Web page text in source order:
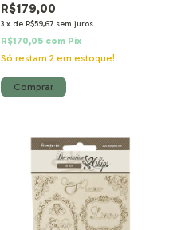
R$179,00
3 x de R$59,67 sem juros
R$170,05 com Pix
Só restam 2 em estoque!